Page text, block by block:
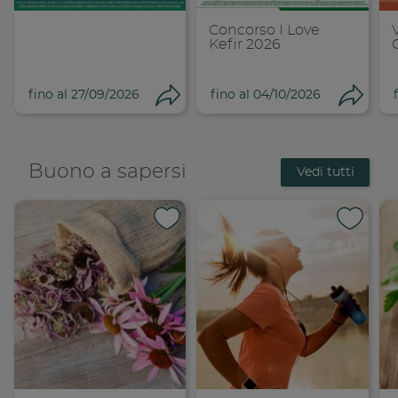
fino al 27/09/2026
Condividi su
Copia link
Concorso I Love
Kefir 2026
fino al 04/10/2026
Buono a sapersi Vedi tutti